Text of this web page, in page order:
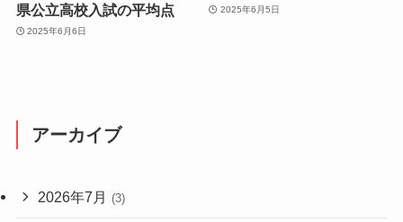
県公立高校入試の平均点
2025年6月6日
2025年6月5日
アーカイブ
2026年7月 (3)